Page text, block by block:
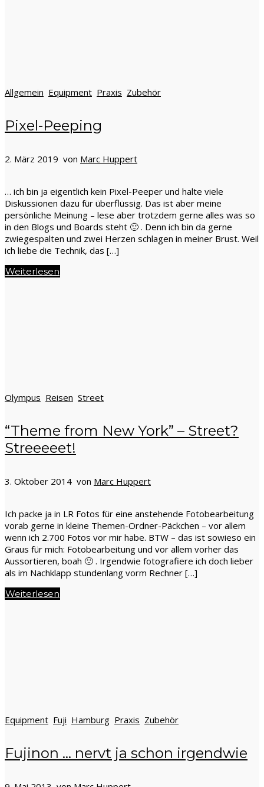
Allgemein Equipment Praxis Zubehör
Pixel-Peeping
2. März 2019 von Marc Huppert
… ich bin ja eigentlich kein Pixel-Peeper und halte viele
Diskussionen dazu für überflüssig. Das ist aber meine
persönliche Meinung – lese aber trotzdem gerne alles was so
in den Blogs und Boards steht 🙂 . Denn ich bin da gerne
zwiegespalten und zwei Herzen schlagen in meiner Brust. Weil
ich liebe die Technik, das […]
Weiterlesen
Olympus Reisen Street
“Theme from New York” – Street?
Streeeeet!
3. Oktober 2014 von Marc Huppert
Ich packe ja in LR Fotos für eine anstehende Fotobearbeitung
vorab gerne in kleine Themen-Ordner-Päckchen – vor allem
wenn ich 2.700 Fotos vor mir habe. BTW – das ist sowieso ein
Graus für mich: Fotobearbeitung und vor allem vorher das
Aussortieren, boah 🙁 . Irgendwie fotografiere ich doch lieber
als im Nachklapp stundenlang vorm Rechner […]
Weiterlesen
Equipment Fuji Hamburg Praxis Zubehör
Fujinon … nervt ja schon irgendwie